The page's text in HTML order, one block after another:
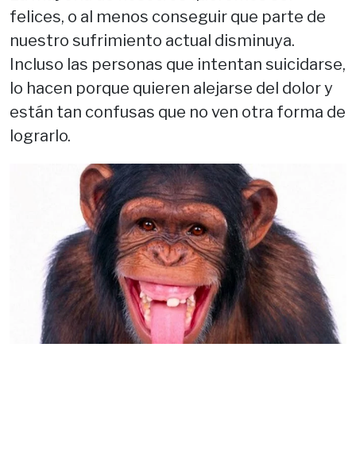
felices, o al menos conseguir que parte de
nuestro sufrimiento actual disminuya.
Incluso las personas que intentan suicidarse,
lo hacen porque quieren alejarse del dolor y
están tan confusas que no ven otra forma de
lograrlo.